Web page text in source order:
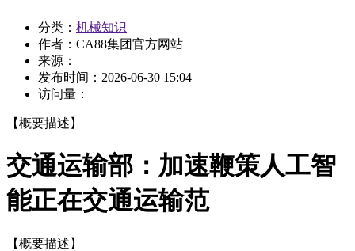
分类： 机械知识
作者：CA88集团官方网站
来源：
发布时间： 2026-06-30 15:04
访问量：
【概要描述】
交通运输部：加速鞭策人工智
能正在交通运输范
【概要描述】